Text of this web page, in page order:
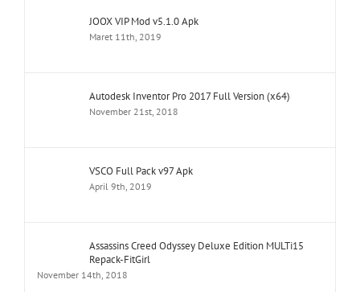
JOOX VIP Mod v5.1.0 Apk
Maret 11th, 2019
Autodesk Inventor Pro 2017 Full Version (x64)
November 21st, 2018
VSCO Full Pack v97 Apk
April 9th, 2019
Assassins Creed Odyssey Deluxe Edition MULTi15
Repack-FitGirl
November 14th, 2018